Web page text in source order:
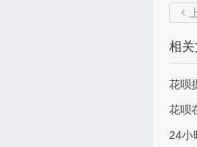

相
花呗
花呗
24小